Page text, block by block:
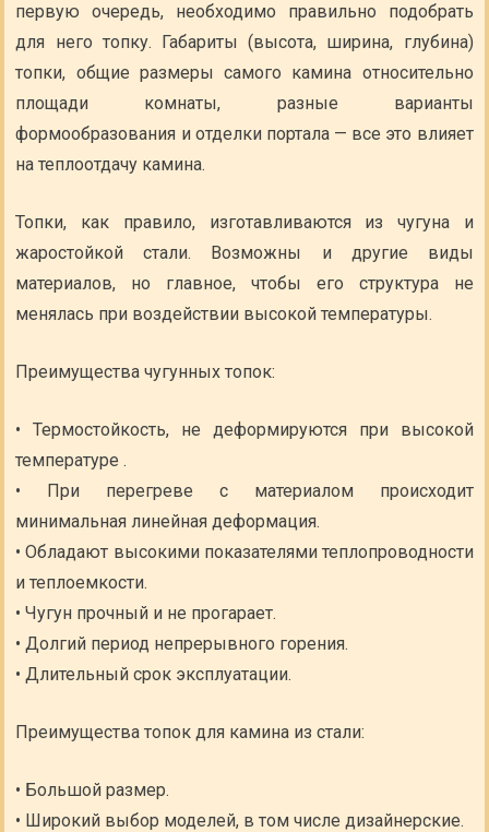
первую очередь, необходимо правильно подобрать
для него топку. Габариты (высота, ширина, глубина)
топки, общие размеры самого камина относительно
площади комнаты, разные варианты
формообразования и отделки портала — все это влияет
на теплоотдачу камина.
Топки, как правило, изготавливаются из чугуна и
жаростойкой стали. Возможны и другие виды
материалов, но главное, чтобы его структура не
менялась при воздействии высокой температуры.
Преимущества чугунных топок:
• Термостойкость, не деформируются при высокой
температуре .
• При перегреве с материалом происходит
минимальная линейная деформация.
• Обладают высокими показателями теплопроводности
и теплоемкости.
• Чугун прочный и не прогарает.
• Долгий период непрерывного горения.
• Длительный срок эксплуатации.
Преимущества топок для камина из стали:
• Большой размер.
• Широкий выбор моделей, в том числе дизайнерские.